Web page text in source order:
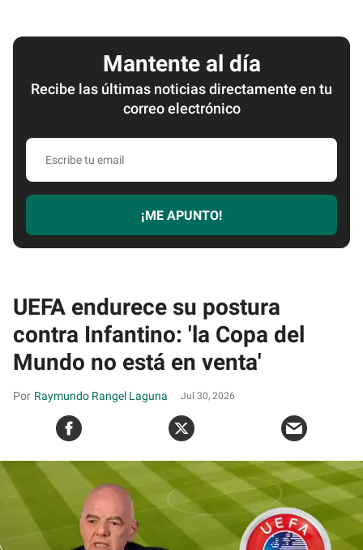
Mantente al día
Recibe las últimas noticias directamente en tu
correo electrónico
Escribe
email
¡ME APUNTO!
UEFA endurece su postura
contra Infantino: 'la Copa del
Mundo no está en venta'
Raymundo Rangel Laguna Jul 30, 2026